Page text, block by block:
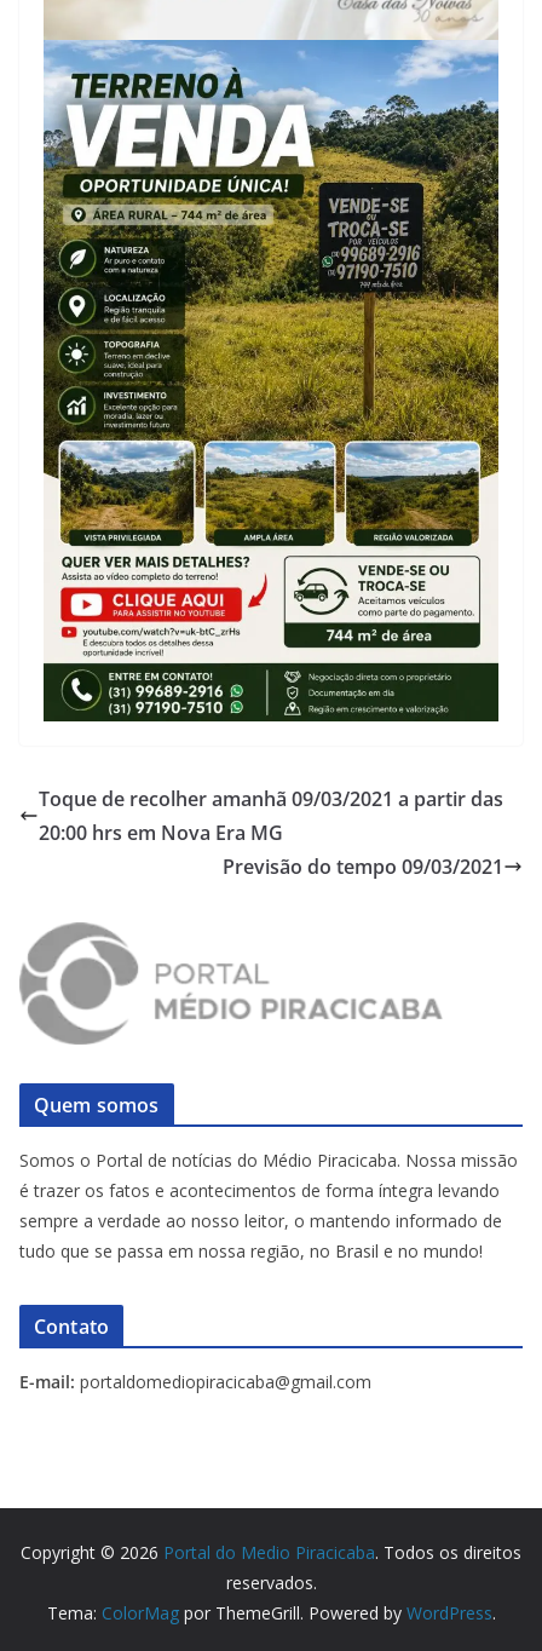
Toque de recolher amanhã 09/03/2021 a partir das
20:00 hrs em Nova Era MG
Previsão do tempo 09/03/2021
Quem somos
Somos o Portal de notícias do Médio Piracicaba. Nossa missão
é trazer os fatos e acontecimentos de forma íntegra levando
sempre a verdade ao nosso leitor, o mantendo informado de
tudo que se passa em nossa região, no Brasil e no mundo!
Contato
E-mail: portaldomediopiracicaba@gmail.com
Copyright © 2026 Portal do Medio Piracicaba. Todos os direitos
reservados.
Tema: ColorMagpor ThemeGrill. Powered by WordPress.